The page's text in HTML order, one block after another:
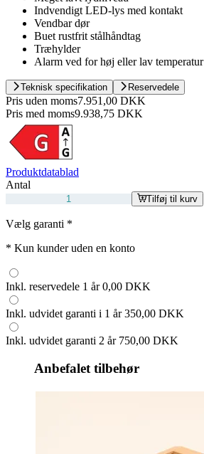
Indvendigt LED-lys med kontakt
Vendbar dør
Buet rustfrit stålhåndtag
Træhylder
Alarm ved for høj eller lav temperatur
Teknisk specifikation Reservedele
Pris uden moms7.951,00 DKK
Pris med moms9.938,75 DKK
Produktdatablad
Antal
Tilføj til kurv
Vælg garanti *
* Kun kunder uden en konto
Inkl. reservedele 1 år0,00 DKK
Inkl. udvidet garanti i 1 år350,00 DKK
Inkl. udvidet garanti 2 år 750,00 DKK
Anbefalet tilbehør